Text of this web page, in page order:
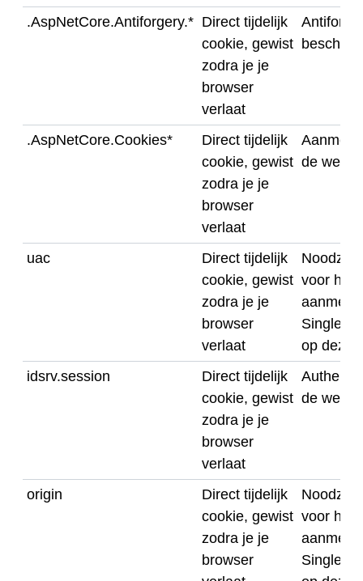
.AspNetCore.Antiforgery.* Direct tijdelijk
cookie, gewist
zodra je je
browser
verlaat
.AspNetCore.Cookies*
Direct tijdelijk
cookie, gewist
zodra je je
browser
verlaat
de
uac
Direct tijdelijk
cookie, gewist
zodra je je
browser
verlaat
voor het
Single
op deze
idsrv.session
Direct tijdelijk
cookie, gewist
zodra je je
browser
verlaat
de
origin
Direct tijdelijk
cookie, gewist
zodra je je
browser
voor het
Single